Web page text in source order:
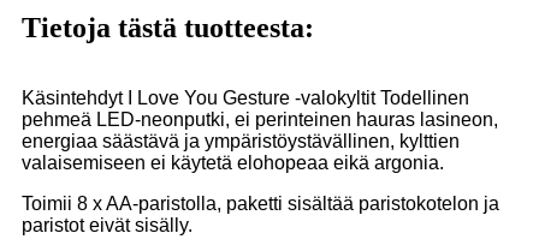
Tietoja tästä tuotteesta:
Käsintehdyt I Love You Gesture -valokyltit Todellinen
pehmeä LED-neonputki, ei perinteinen hauras lasineon,
energiaa säästävä ja ympäristöystävällinen, kylttien
valaisemiseen ei käytetä elohopeaa eikä argonia.
Toimii 8 x AA-paristolla, paketti sisältää paristokotelon ja
paristot eivät sisälly.